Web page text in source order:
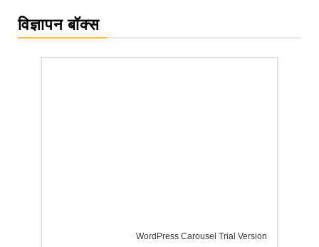
विज्ञापन बॉक्स